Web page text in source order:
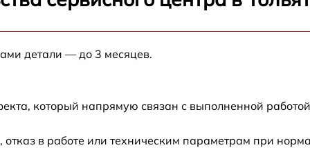
от 50 мин
от 50 мин
детали — до 3 месяцев.
который напрямую связан с выполненной
в работе или техническим параметрам при